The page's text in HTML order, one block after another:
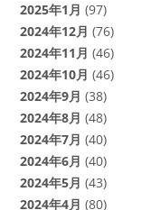
2025年1月 (97)
2024年12月 (76)
2024年11月 (46)
2024年10月 (46)
2024年9月 (38)
2024年8月 (48)
2024年7月 (40)
2024年6月 (40)
2024年5月 (43)
2024年4月 (80)